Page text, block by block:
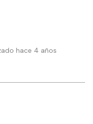
hace 4 años